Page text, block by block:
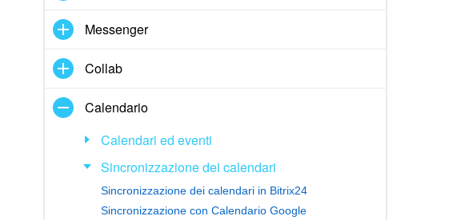
Messenger
Collab
Calendario
Calendari ed eventi
Sincronizzazione dei calendari
Sincronizzazione dei calendari in Bitrix24
Sincronizzazione con Calendario Google